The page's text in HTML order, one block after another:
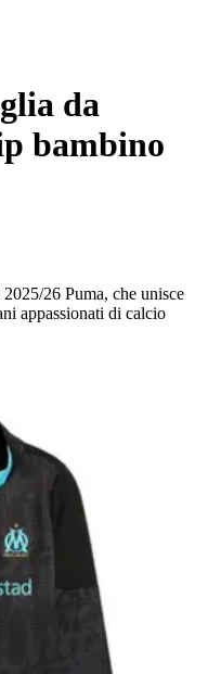
da
bambino
26 Puma, che unisce
appassionati di calcio